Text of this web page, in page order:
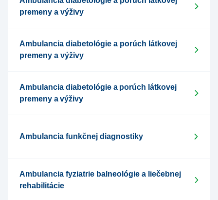
premeny a výživy
Ambulancia diabetológie a porúch látkovej
premeny a výživy
Ambulancia diabetológie a porúch látkovej
premeny a výživy
Ambulancia funkčnej diagnostiky
Ambulancia fyziatrie balneológie a liečebnej
rehabilitácie